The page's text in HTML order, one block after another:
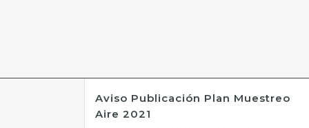
Aviso Publicación Plan Muestreo
Aire 2021